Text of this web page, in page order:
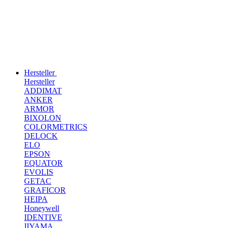
Hersteller
Hersteller
ADDIMAT
ANKER
ARMOR
BIXOLON
COLORMETRICS
DELOCK
ELO
EPSON
EQUATOR
EVOLIS
GETAC
GRAFICOR
HEIPA
Honeywell
IDENTIVE
IIYAMA